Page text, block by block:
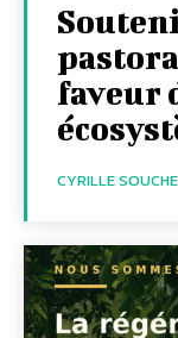
faveur
CYRILLE SOUCHE